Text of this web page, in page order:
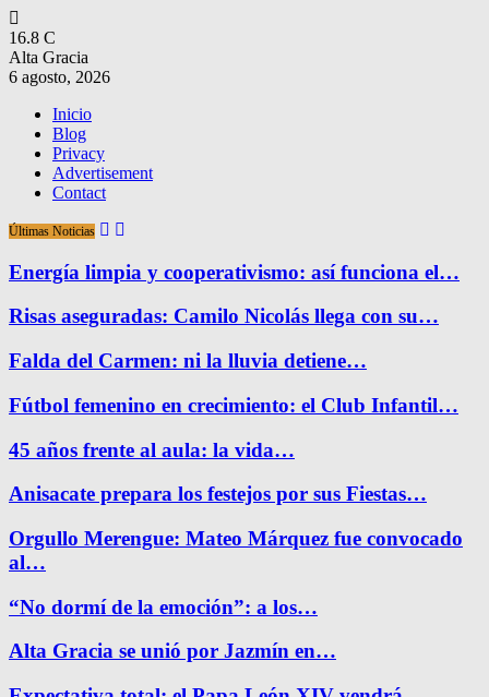
16.8 C
Alta Gracia
6 agosto, 2026
Inicio
Blog
Privacy
Advertisement
Contact
Últimas Noticias
Energía limpia y cooperativismo: así funciona el…
Risas aseguradas: Camilo Nicolás llega con su…
Falda del Carmen: ni la lluvia detiene…
Fútbol femenino en crecimiento: el Club Infantil…
45 años frente al aula: la vida…
Anisacate prepara los festejos por sus Fiestas…
Orgullo Merengue: Mateo Márquez fue convocado
al…
“No dormí de la emoción”: a los…
Alta Gracia se unió por Jazmín en…